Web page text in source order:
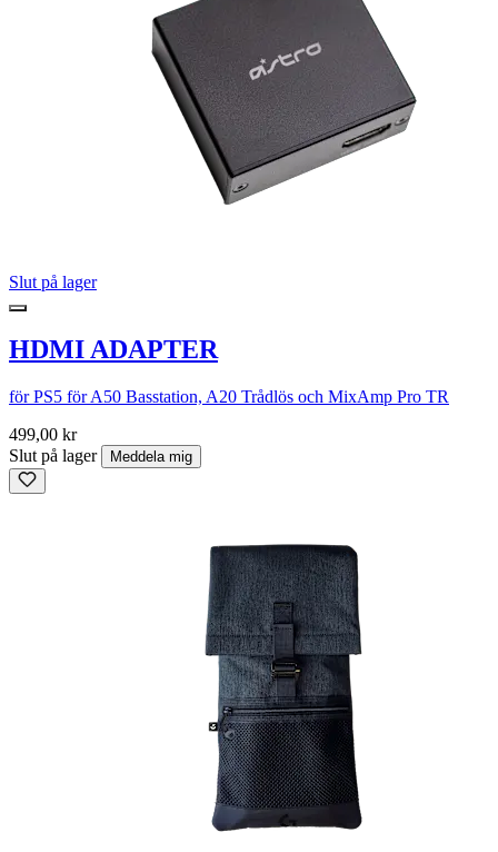
Slut på lager
HDMI ADAPTER
för PS5 för A50 Basstation, A20 Trådlös och MixAmp Pro TR
499,00 kr
Slut på lager
Meddela mig